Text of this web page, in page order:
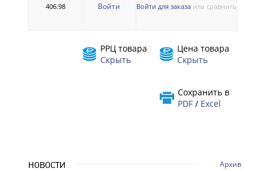
406.98 Войти Войти для заказа или сравнить
Цена товара
Скрыть
РРЦ товара
Скрыть
Сохранить в
PDF/ Excel
НОВОСТИ Архив